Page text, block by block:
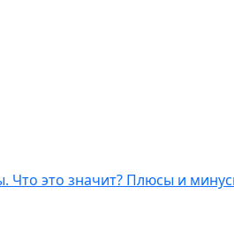
это значит? Плюсы и